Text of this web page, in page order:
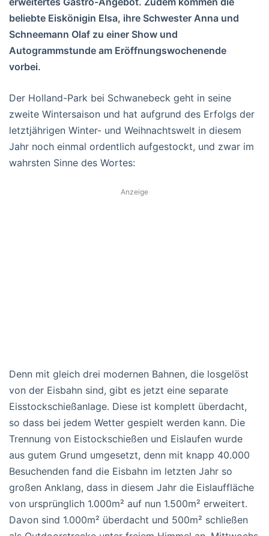
beliebte Eiskönigin Elsa, ihre Schwester Anna und
Schneemann Olaf zu einer Show und
Autogrammstunde am Eröffnungswochenende
vorbei.
Der Holland-Park bei Schwanebeck geht in seine
zweite Wintersaison und hat aufgrund des Erfolgs der
letztjährigen Winter- und Weihnachtswelt in diesem
Jahr noch einmal ordentlich aufgestockt, und zwar im
wahrsten Sinne des Wortes:
Anzeige
Denn mit gleich drei modernen Bahnen, die losgelöst
von der Eisbahn sind, gibt es jetzt eine separate
Eisstockschießanlage. Diese ist komplett überdacht,
so dass bei jedem Wetter gespielt werden kann. Die
Trennung von Eistockschießen und Eislaufen wurde
aus gutem Grund umgesetzt, denn mit knapp 40.000
Besuchenden fand die Eisbahn im letzten Jahr so
großen Anklang, dass in diesem Jahr die Eislauffläche
von ursprünglich 1.000m² auf nun 1.500m² erweitert.
Davon sind 1.000m² überdacht und 500m² schließen